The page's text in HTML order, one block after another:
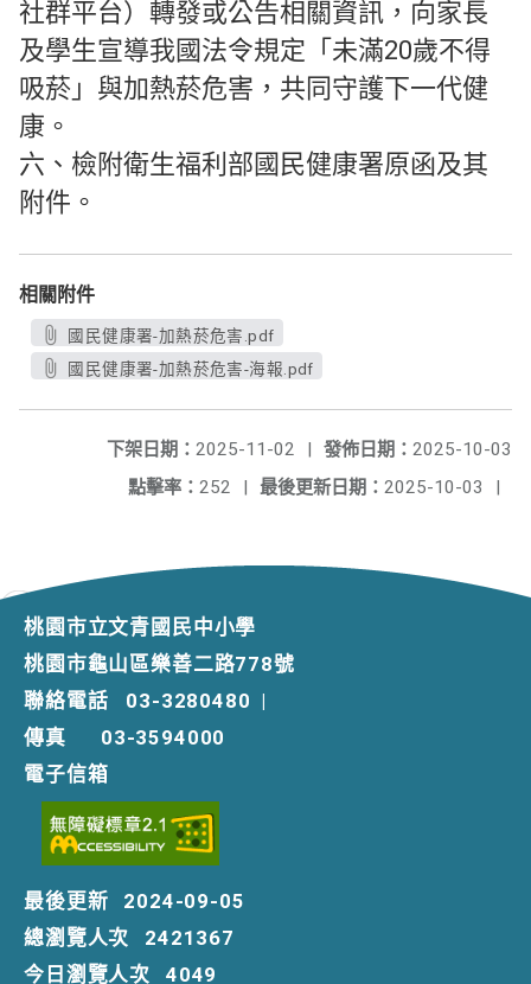
社群平台）轉發或公告相關資訊，向家長
及學生宣導我國法令規定「未滿20歲不得
吸菸」與加熱菸危害，共同守護下一代健
康。
六、檢附衛生福利部國民健康署原函及其
附件。
相關附件
國民健康署-加熱菸危害.pdf
國民健康署-加熱菸危害-海報.pdf
發佈日期： 2025-10-03
下架日期： 2025-11-02
|
最後更新日期： 2025-10-03 |
點擊率： 252 |
桃園市立文青國民中小學
桃園市龜山區樂善二路778號
聯絡電話
03-3280480 |
傳真
03-3594000
電子信箱
最後更新
2024-09-05
總瀏覽人次
2421367
今日瀏覽人次
4049